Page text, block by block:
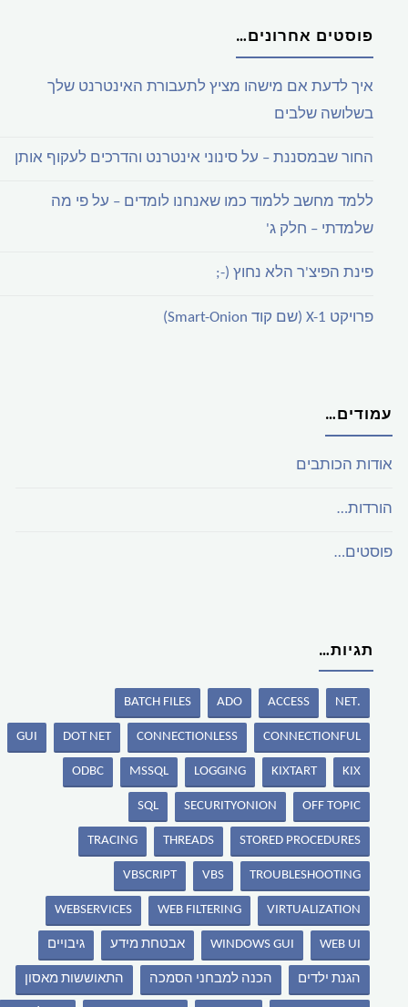
פוסטים אחרונים…
איך לדעת אם מישהו מציץ לתעבורת האינטרנט שלך
בשלושה שלבים
החור שבמסננת – על סינוני אינטרנט והדרכים לעקוף אותן
ללמד מחשב ללמוד כמו שאנחנו לומדים – על פי מה
שלמדתי – חלק ג'
פינת הפיצ'ר הלא נחוץ (-;
פרויקט X-1 (שם קוד Smart-Onion)
עמודים…
אודות הכותבים
הורדות…
פוסטים…
תגיות…
.NET
ACCESS
ADO
BATCH FILES
CONNECTIONFUL
CONNECTIONLESS
DOT NET
GUI
KIX
KIXTART
LOGGING
MSSQL
ODBC
OFF TOPIC
SECURITYONION
SQL
STORED PROCEDURES
THREADS
TRACING
TROUBLESHOOTING
VBS
VBSCRIPT
VIRTUALIZATION
WEB FILTERING
WEBSERVICES
WEB UI
WINDOWS GUI אבטחת מידע גיבויים
הגנת ילדים הכנה למבחני הסמכה התאוששות מאסון